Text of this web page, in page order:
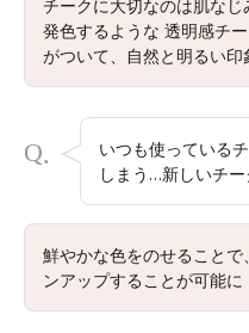
チークに大切なのは肌な
発色するような 透明感チ
がついて、自然と明るい印
Q.
いつも使っている
しまう…新しいチ
鮮やかな色をのせること
ンアップすることが可能に